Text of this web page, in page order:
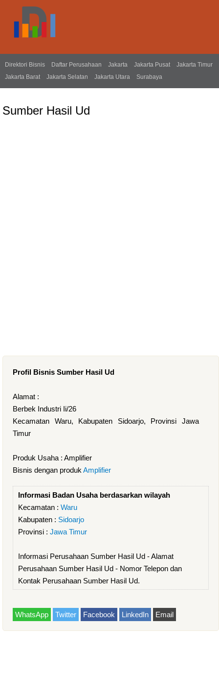
Direktori Bisnis Daftar Perusahaan Jakarta Jakarta Pusat
Jakarta Timur
Jakarta Barat
Jakarta Selatan Jakarta Utara Surabaya
Sumber Hasil Ud
Profil Bisnis Sumber Hasil Ud
Alamat :
Berbek Industri Ii/26
Kecamatan Waru, Kabupaten Sidoarjo, Provinsi Jawa
Timur
Produk Usaha : Amplifier
Bisnis dengan produk Amplifier
Informasi Badan Usaha berdasarkan wilayah
Kecamatan : Waru
Kabupaten : Sidoarjo
Provinsi : Jawa Timur
Informasi Perusahaan Sumber Hasil Ud - Alamat
Perusahaan Sumber Hasil Ud - Nomor Telepon dan
Kontak Perusahaan Sumber Hasil Ud.
WhatsApp Twitter Facebook LinkedIn Email